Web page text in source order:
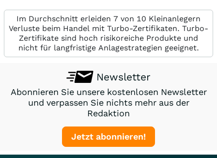
Im Durchschnitt erleiden 7 von 10 Kleinanlegern
Verluste beim Handel mit Turbo-Zertifikaten. Turbo-
Zertifikate sind hoch risikoreiche Produkte und
nicht für langfristige Anlagestrategien geeignet.
Newsletter
Abonnieren Sie unsere kostenlosen Newsletter
und verpassen Sie nichts mehr aus der
Redaktion
Jetzt abonnieren!